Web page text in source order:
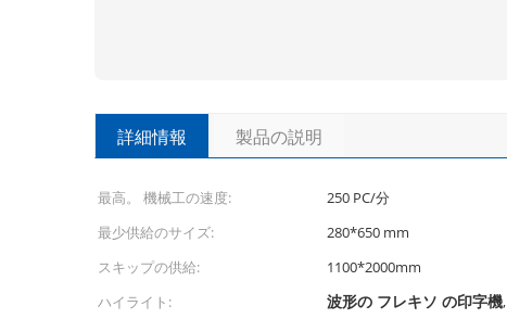
詳細情報 製品の説明
最高。 機械工の速度: 250 PC/分
最少供給のサイズ:
280*650 mm
スキップの供給:
1100*2000mm
ハイライト:
波形の フレキソ の印字機,